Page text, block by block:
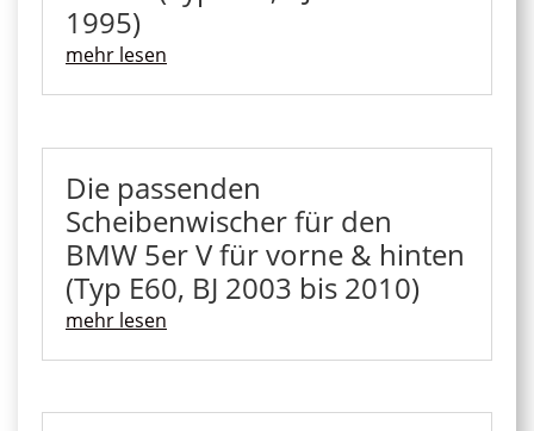
1995)
mehr lesen
Die passenden
Scheibenwischer für den
BMW 5er V für vorne & hinten
(Typ E60, BJ 2003 bis 2010)
mehr lesen